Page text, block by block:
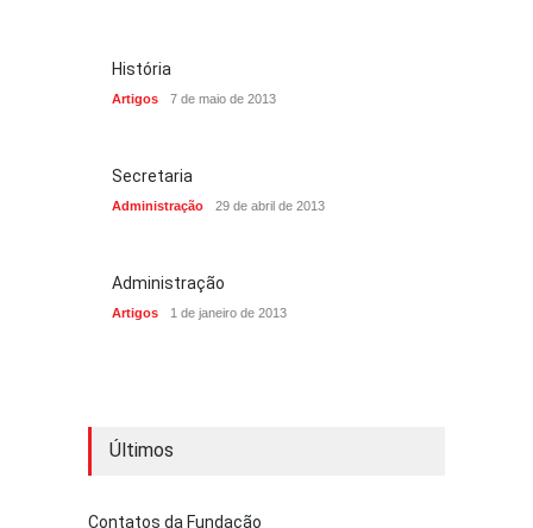
História
Artigos 7 de maio de 2013
Secretaria
Administração 29 de abril de 2013
Administração
Artigos 1 de janeiro de 2013
Últimos
Contatos da Fundação